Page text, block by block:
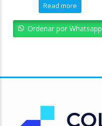
Read more
Ordenar por Whatsapp